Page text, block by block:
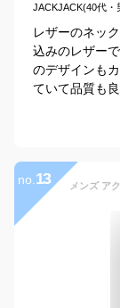
JACKJACK(40代・
レザーのネッ
込みのレザー
のデザインも
ていて品質も
no. 13